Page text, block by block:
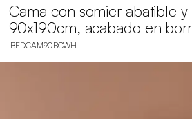
Cama con somier abatible
90x190cm, acabado en
IBEDCAM90BCWH